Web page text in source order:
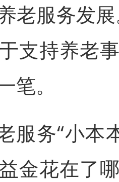
老服务发
支持养老
笔。
服务“小本
金花在了